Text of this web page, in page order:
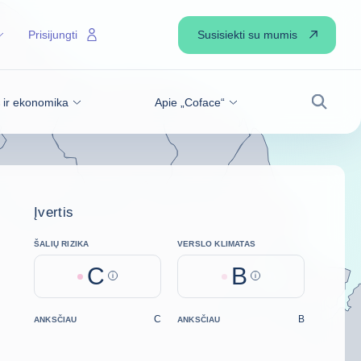
ir ekonomika Apie „Coface“
Paieška
Prisijungti Susisiekti su mumis
Įvertis
ŠALIŲ RIZIKA
C Help
VERSLO KLIMATAS
B Help
ANKSČIAU C ANKSČIAU B